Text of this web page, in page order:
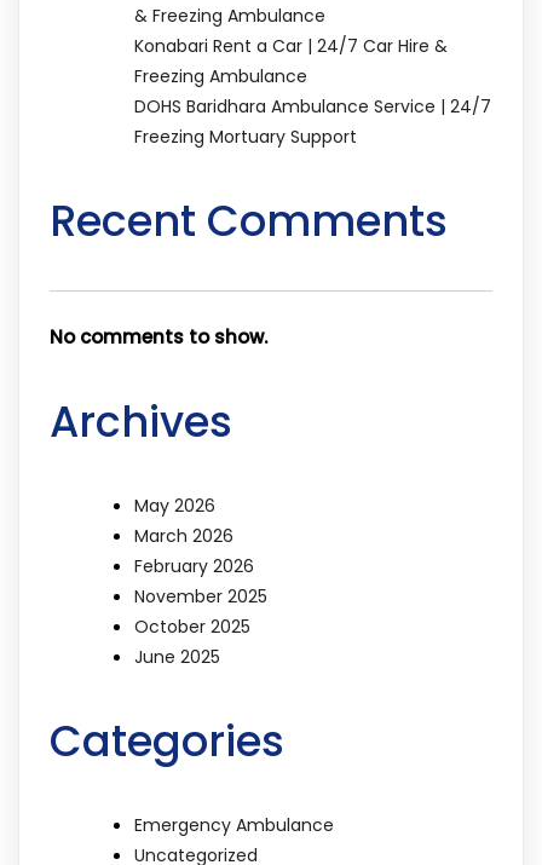
& Freezing Ambulance
Konabari Rent a Car | 24/7 Car Hire &
Freezing Ambulance
DOHS Baridhara Ambulance Service | 24/7
Freezing Mortuary Support
Recent Comments
No comments to show.
Archives
May 2026
March 2026
February 2026
November 2025
October 2025
June 2025
Categories
Emergency Ambulance
Uncategorized